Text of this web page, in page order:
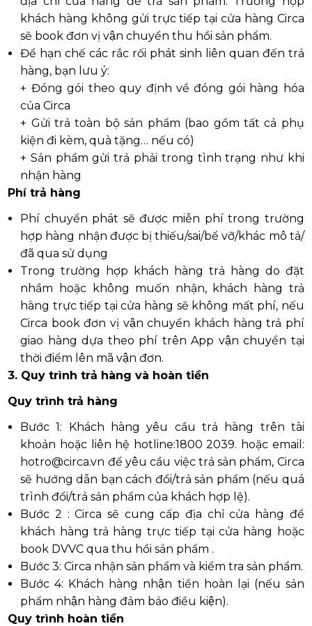
khách hàng không gửi trực tiếp tại cửa hàng Circa
sẽ book đơn vị vận chuyển thu hồi sản phẩm.
Để hạn chế các rắc rối phát sinh liên quan đến trả
hàng, bạn lưu ý:
+ Đóng gói theo quy định về đóng gói hàng hóa
của Circa
+ Gửi trả toàn bộ sản phẩm (bao gồm tất cả phụ
kiện đi kèm, quà tặng… nếu có)
+ Sản phẩm gửi trả phải trong tình trạng như khi
nhận hàng
Phí trả hàng
Phí chuyển phát sẽ được miễn phí trong trường
hợp hàng nhận được bị thiếu/sai/bể vỡ/khác mô tả/
đã qua sử dụng
Trong trường hợp khách hàng trả hàng do đặt
nhầm hoặc không muốn nhận, khách hàng trả
hàng trực tiếp tại cửa hàng sẽ không mất phí, nếu
Circa book đơn vị vận chuyển khách hàng trả phí
giao hàng dựa theo phí trên App vận chuyển tại
thời điểm lên mã vận đơn.
3. Quy trình trả hàng và hoàn tiền
Quy trình trả hàng
Bước 1: Khách hàng yêu cầu trả hàng trên tài
khoản hoặc liên hệ hotline:1800 2039. hoặc email:
hotro@circa.vn để yêu cầu việc trả sản phẩm, Circa
sẽ hướng dẫn bạn cách đổi/trả sản phẩm (nếu quá
trình đổi/trả sản phẩm của khách hợp lệ).
Bước 2 : Circa sẽ cung cấp địa chỉ cửa hàng để
khách hàng trả hàng trực tiếp tại cửa hàng hoặc
book DVVC qua thu hồi sản phẩm .
Bước 3: Circa nhận sản phẩm và kiểm tra sản phẩm.
Bước 4: Khách hàng nhận tiền hoàn lại (nếu sản
phẩm nhận hàng đảm bảo điều kiện).
Quy trình hoàn tiền